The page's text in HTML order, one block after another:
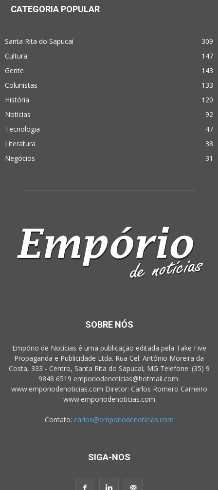
CATEGORIA POPULAR
Santa Rita do Sapucaí
309
Cultura
147
Gente
143
Colunistas
133
História
120
Notícias
92
Tecnologia
47
Literatura
38
Negócios
31
SOBRE NÓS
Empório de Notícias é uma publicação editada pela Take Five
Propaganda e Publicidade Ltda. Rua Cel. Antônio Moreira da
Costa, 333 - Centro, Santa Rita do Sapucaí, MG Telefone: (35) 9
9848 6519 emporiodenoticias@hotmail.com.
www.emporiodenoticias.com Diretor: Carlos Romero Carneiro
www.emporiodenoticias.com
Contato: carlos@emporiodenoticias.com
SIGA-NOS